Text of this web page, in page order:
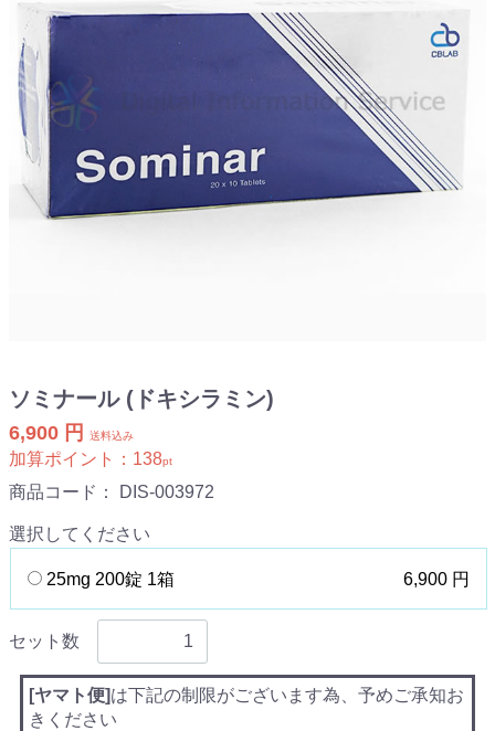
ソミナール (ドキシラミン)
6,900 円 送料込み
加算ポイント： 138pt
商品コード： DIS-003972
選択してください
25mg 200錠 1箱 6,900 円
セット数
[ヤマト便]は下記の制限がございます為、予めご承知お
きください